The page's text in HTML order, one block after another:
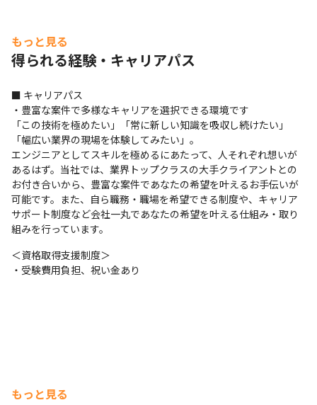
もっと見る
得られる経験・キャリアパス
■ キャリアパス
・豊富な案件で多様なキャリアを選択できる環境です
「この技術を極めたい」「常に新しい知識を吸収し続けたい」
「幅広い業界の現場を体験してみたい」。
エンジニアとしてスキルを極めるにあたって、人それぞれ想いが
あるはず。当社では、業界トップクラスの大手クライアントとの
お付き合いから、豊富な案件であなたの希望を叶えるお手伝いが
可能です。また、自ら職務・職場を希望できる制度や、キャリア
サポート制度など会社一丸であなたの希望を叶える仕組み・取り
組みを行っています。
＜資格取得支援制度＞
・受験費用負担、祝い金あり
もっと見る